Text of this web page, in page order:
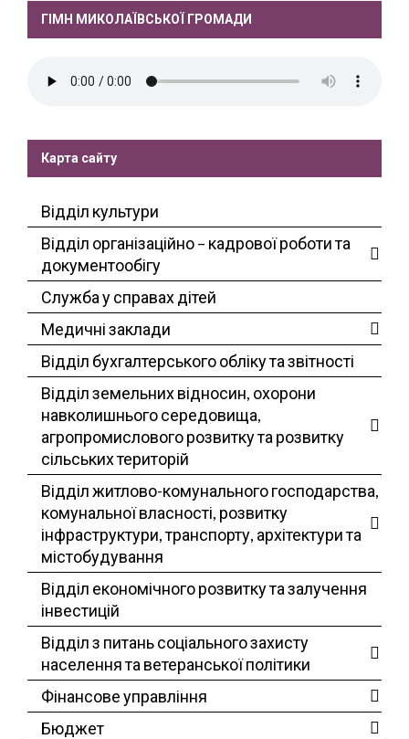
ГІМН МИКОЛАЇВСЬКОЇ ГРОМАДИ
Карта сайту
Відділ культури
Відділ організаційно – кадрової роботи та
документообігу
Служба у справах дітей
Медичні заклади
Відділ бухгалтерського обліку та звітності
Відділ земельних відносин, охорони
навколишнього середовища,
агропромислового розвитку та розвитку
сільських територій
Відділ житлово-комунального господарства,
комунальної власності, розвитку
інфраструктури, транспорту, архітектури та
містобудування
Відділ економічного розвитку та залучення
інвестицій
Відділ з питань соціального захисту
населення та ветеранської політики
Фінансове управління
Бюджет